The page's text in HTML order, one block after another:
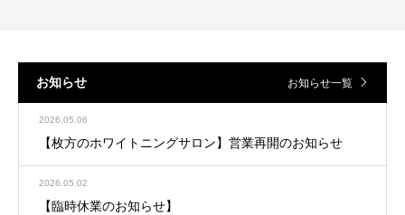
お知らせ お知らせ一覧
2026.05.06
【枚方のホワイトニングサロン】営業再開のお知らせ
2026.05.02
【臨時休業のお知らせ】